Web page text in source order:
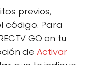
previos,
código. Para
GO en tu
de Activar